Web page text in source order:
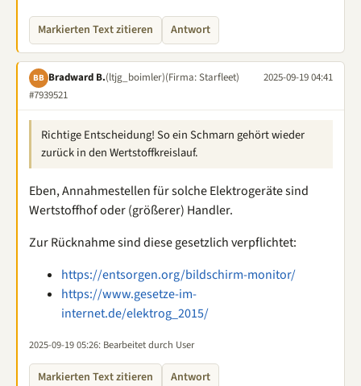
Markierten Text zitieren Antwort
BB Bradward B.(ltjg_boimler)(Firma: Starfleet)
2025-09-19 04:41
#7939521
Richtige Entscheidung! So ein Schmarn gehört wieder
zurück in den Wertstoffkreislauf.
Eben, Annahmestellen für solche Elektrogeräte sind
Wertstoffhof oder (größerer) Handler.
Zur Rücknahme sind diese gesetzlich verpflichtet:
https://entsorgen.org/bildschirm-monitor/
https://www.gesetze-im-
internet.de/elektrog_2015/
2025-09-19 05:26: Bearbeitet durch User
Markierten Text zitieren Antwort